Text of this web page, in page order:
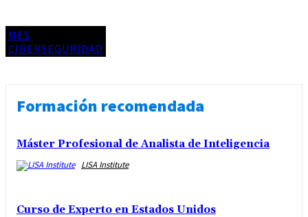
MES
CIBERSEGURIDAD
Formación recomendada
Máster Profesional de Analista de Inteligencia
LISA Institute
Curso de Experto en Estados Unidos